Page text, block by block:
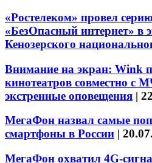
«Ростелеком» провел
«БезОпасный интернет» в
Кенозерского
Внимание на экран: Wink
кинотеатров совместно с
экстренные оповещения |
МегаФон назвал самые
смартфоны в России |
МегаФон охватил 4G-